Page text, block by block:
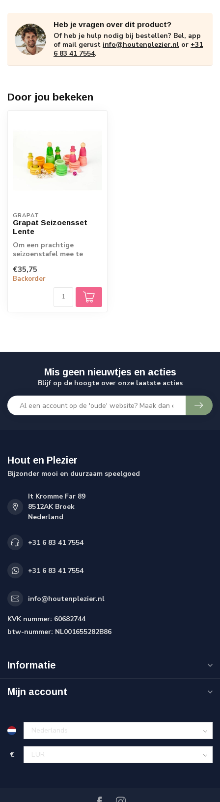
Heb je vragen over dit product?
Of heb je hulp nodig bij bestellen? Bel, app
of mail gerust info@houtenplezier.nl or +31
6 83 41 7554.
Door jou bekeken
GRAPAT
Grapat Seizoensset
Lente
Om een prachtige
seizoenstafel mee te
spelenderwijs kennis te ...
€35,75
Backorder
Mis geen nieuwtjes en acties
Blijf op de hoogte over onze laatste acties
Hout en Plezier
Bijzonder mooi en duurzaam speelgoed
It Kromme Far 89
8512AK Broek
Nederland
+31 6 83 41 7554
+31 6 83 41 7554
info@houtenplezier.nl
KVK nummer: 60682744
btw-nummer: NL001655282B86
Informatie
Mijn account
€